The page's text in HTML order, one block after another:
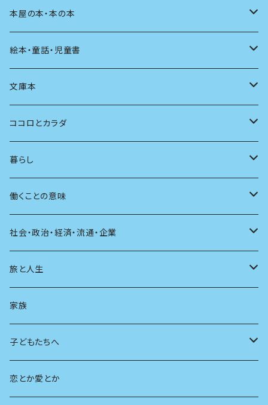
文章術
評論
言葉
言語
批評
アンソロジー
自伝・伝記
料理
発酵・麹
住う
その他
イラスト
アート
写真
その他
インテリア
ファッション
建築
スポーツ
AIと社会
広告
映画
音楽
マンガ
テレビ
ラジオ
マガジン
その他
アニメ
日本の芸能
本屋の本・本の本
本屋さんの本
本の本
読書
絵本・童話・児童書
小さいお子さん向け
自分で読めるようになったら
大人も楽しい絵本
海外絵本
童話
その他
文庫本
男性作家
女性作家
その他
ココロとカラダ
フェミニズム
カウンセリング
人間関係
健康
暮らし
料理
育児
日常生活
学ぶ楽しみ
働くことの意味
仕事のヒント
社会・政治・経済・流通・企業
過去
現在
未来
旅と人生
旅
人生
家族
子どもたちへ
教育
恋とか愛とか